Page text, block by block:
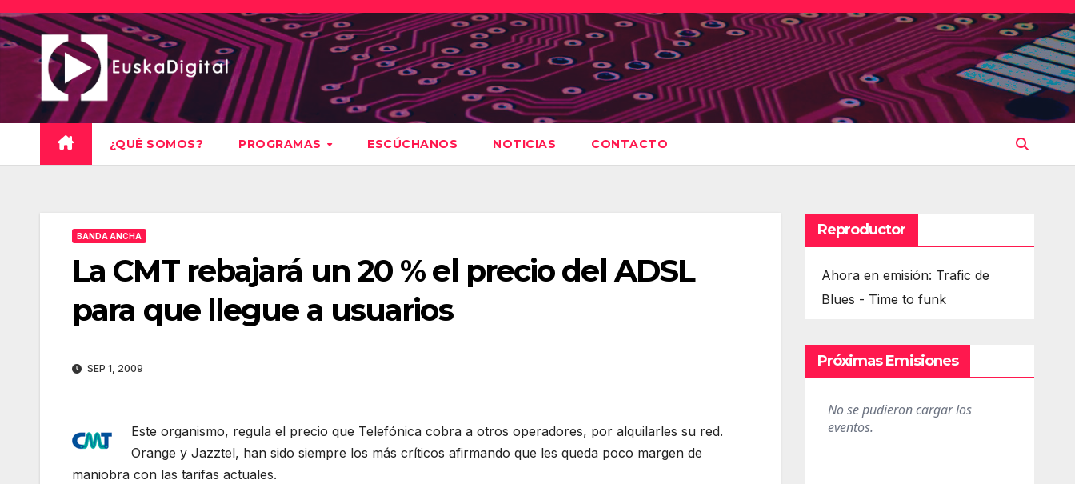
Saltar
al
contenido
¿QUÉ SOMOS? PROGRAMAS ESCÚCHANOS NOTICIAS CONTACTO
BANDA ANCHA
La CMT rebajará un 20 % el precio del ADSL
para que llegue a usuarios
SEP 1, 2009
Este organismo, regula el precio que Telefónica cobra a otros operadores, por alquilarles su red.
Orange y Jazztel, han sido siempre los más críticos afirmando que les queda poco margen de
maniobra con las tarifas actuales.
Reproductor
Ahora en emisión: Trafic de
Blues - Time to funk
Próximas Emisiones